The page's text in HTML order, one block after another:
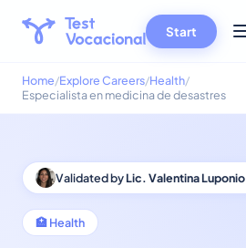
Start
Home Explore Careers Health
Especialista en medicina de desastres
Validated byLic. Valentina Luponio
🏥 Health